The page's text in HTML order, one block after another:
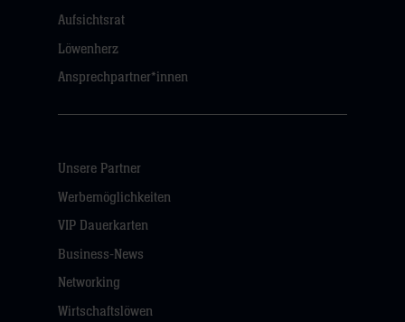
Aufsichtsrat
Löwenherz
Ansprechpartner*innen
Unsere Partner
Werbemöglichkeiten
VIP Dauerkarten
Business-News
Networking
Wirtschaftslöwen